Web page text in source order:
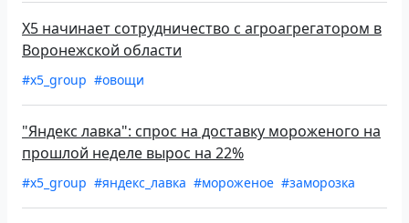
X5 начинает сотрудничество с агроагрегатором в
Воронежской области
#x5_group #овощи
"Яндекс лавка": спрос на доставку мороженого на
прошлой неделе вырос на 22%
#x5_group #яндекс_лавка #мороженое #заморозка